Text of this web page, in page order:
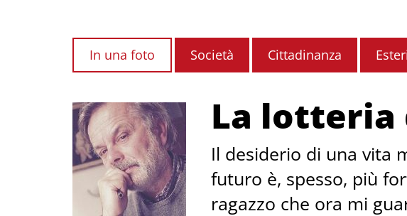
In una foto Società Cittadinanza Esteri
La lotteria
Il desiderio di una vita
futuro è, spesso, più
ragazzo che ora mi